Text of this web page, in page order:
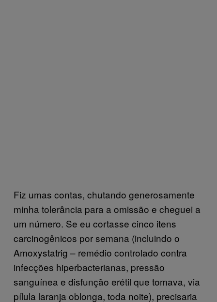
Fiz umas contas, chutando generosamente
minha tolerância para a omissão e cheguei a
um número. Se eu cortasse cinco itens
carcinogênicos por semana (incluindo o
Amoxystatrig – remédio controlado contra
infecções hiperbacterianas, pressão
sanguínea e disfunção erétil que tomava, via
pílula laranja oblonga, toda noite), precisaria